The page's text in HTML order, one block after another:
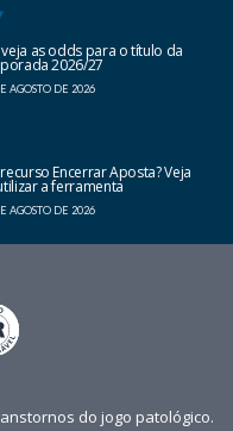
as odds para o título da
2026/27
AGOSTO DE 2026
Encerrar Aposta? Veja
a ferramenta
AGOSTO DE 2026
do jogo patológico.